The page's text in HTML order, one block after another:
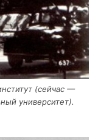
(сей­час —
уни­вер­си­тет).